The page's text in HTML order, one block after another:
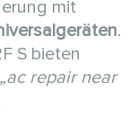
mit
.
S bieten
„ac repair near